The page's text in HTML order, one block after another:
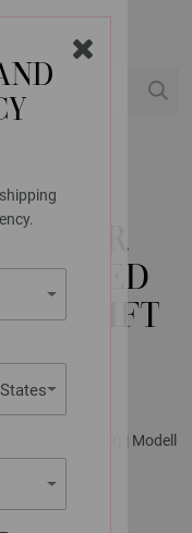
TWEED
(NO) | Modell